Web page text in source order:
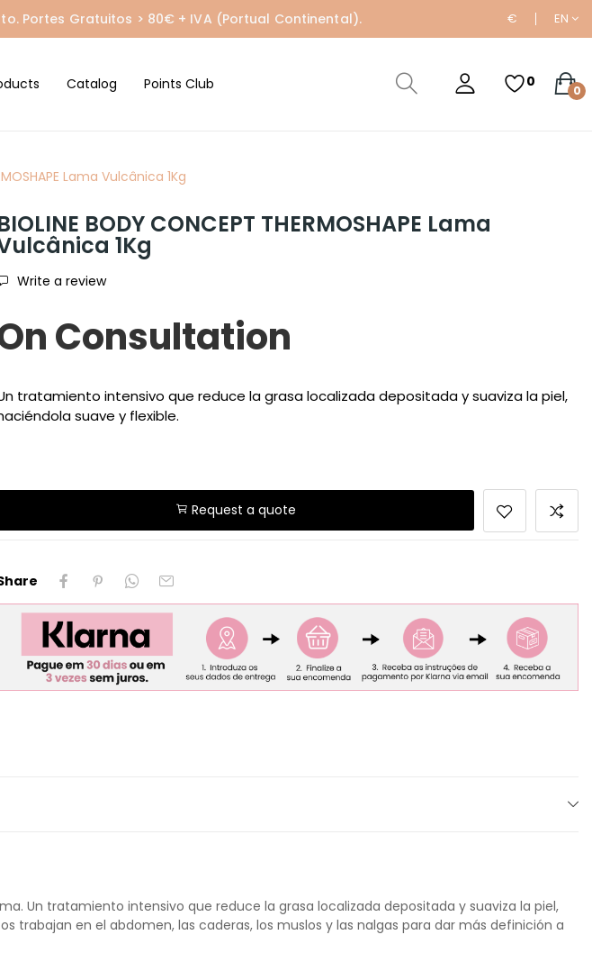
Portes Gratuitos > 80€ + IVA (Portual Continental). € EN
Catalog Points Club 0
0
Lama Vulcânica 1Kg
BODY CONCEPT THERMOSHAPE Lama
1Kg
Write a review
Consultation
tratamiento intensivo que reduce la grasa localizada depositada y suaviza la piel,
suave y flexible.
Request a quote
Un tratamiento intensivo que reduce la grasa localizada depositada y suaviza la piel,
trabajan en el abdomen, las caderas, los muslos y las nalgas para dar más definición a